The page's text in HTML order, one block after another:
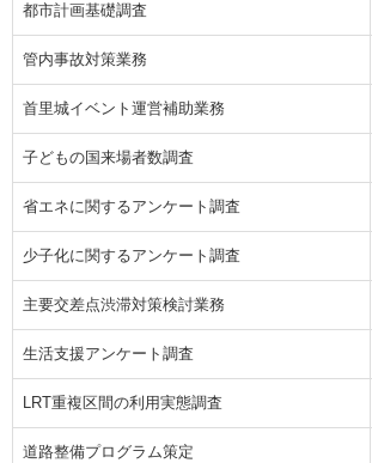
都市計画基礎調査
管内事故対策業務
首里城イベント運営補助業務
子どもの国来場者数調査
省エネに関するアンケート調査
少子化に関するアンケート調査
主要交差点渋滞対策検討業務
生活支援アンケート調査
LRT重複区間の利用実態調査
道路整備プログラム策定